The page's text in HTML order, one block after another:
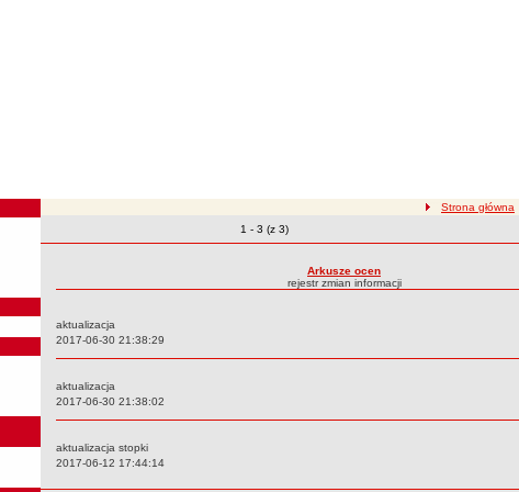
ścieżka nawigacji
Strona główna
Zmiany o pozycjach
1 - 3 (z 3)
Arkusze ocen
rejestr zmian informacji
aktualizacja
Data:
2017-06-30 21:38:29
aktualizacja
Data:
2017-06-30 21:38:02
aktualizacja stopki
Data:
2017-06-12 17:44:14